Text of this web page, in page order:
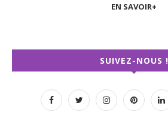
EN SAVOIR+
SUIVEZ-NOUS !